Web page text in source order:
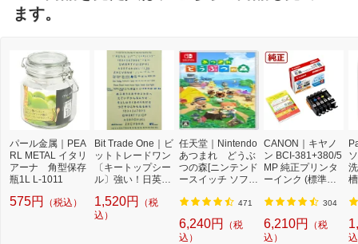
ます。
パール金属｜PEA
RL METAL イタリ
アーナ 角型保存
瓶1L L-1011
575円 （税込）
Bit Trade One｜ビ
ットトレードワン
〔キートップシー
ル〕強い！日英対
プシールセット ブ
ルー DYKTSBL
1,520円
（税
込）
任天堂｜Nintendo
あつまれ どうぶ
つの森[ニンテンド
ースイッチ ソフ
471
6,240円
（税
込）
CANON｜キヤノ
ン BCI-381+380/5
MP 純正プリンタ
ーインク (標準容
3813805MP] 304
6,210円
（税
込）